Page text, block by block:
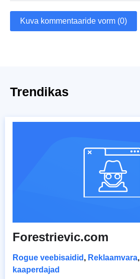
Kuva kommentaaride vorm (0)
Trendikas
Forestrievic.com
Rogue veebisaidid , Reklaamvara,
kaaperdajad